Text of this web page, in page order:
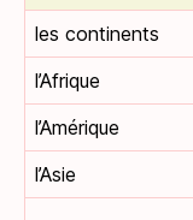
les continents
l’Afrique
l’Amérique
l’Asie